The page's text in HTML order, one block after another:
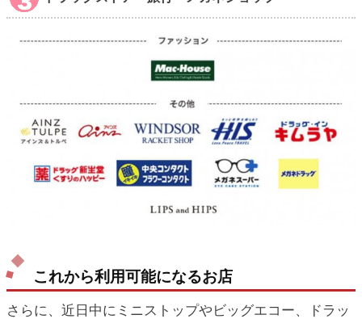
これから利用可能になるお店
さらに、近日中にミニストップやビッグエコー、ドラッ